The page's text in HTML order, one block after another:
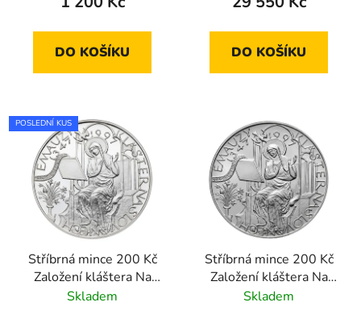
DO KOŠÍKU DO KOŠÍKU
POSLEDNÍ KUS
Stříbrná mince 200 Kč
Založení kláštera Na
Slovanech-Emauzy
Skladem
Stříbrná mince 200 Kč
Založení kláštera Na
Slovanech-Emauzy
Skladem